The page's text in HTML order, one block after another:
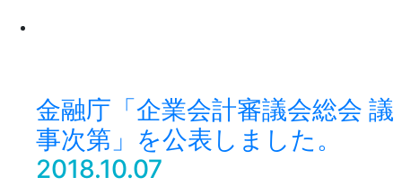
金融庁「企業会計審議会総会 議
事次第」を公表しました。
2018.10.07